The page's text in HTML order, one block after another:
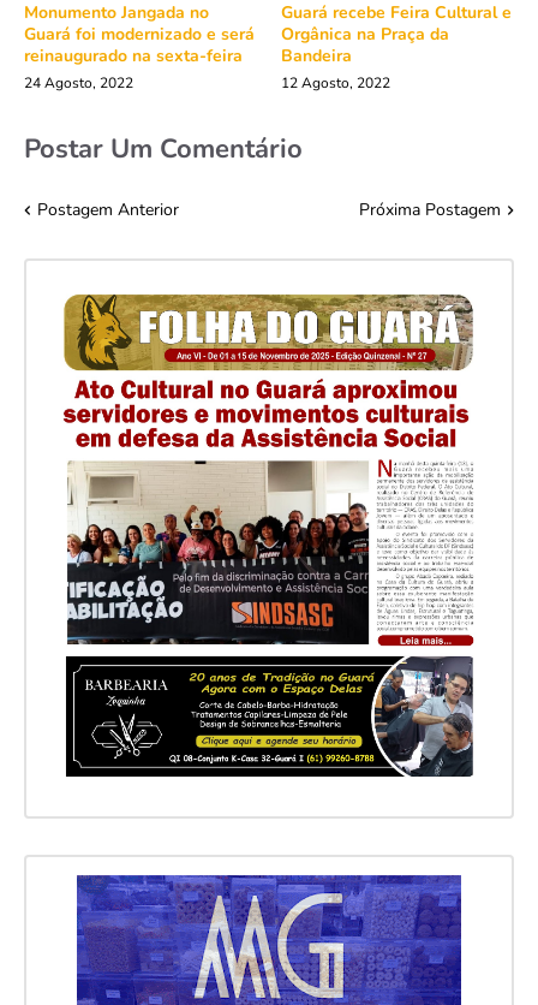
Monumento Jangada no
Guará foi modernizado e será
reinaugurado na sexta-feira
24 Agosto, 2022
Guará recebe Feira Cultural e
Orgânica na Praça da
Bandeira
12 Agosto, 2022
Postar Um Comentário
Postagem Anterior Próxima Postagem